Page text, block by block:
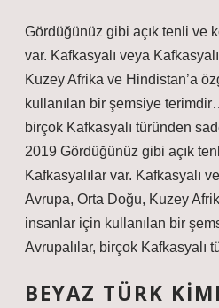
Gördüğünüz gibi açık tenli ve
var. Kafkasyalı veya
Kuzey Afrika ve Hindistan’a
kullanılan bir şemsiye
birçok Kafkasyalı türünden
2019 Gördüğünüz gibi açık
Kafkasyalılar var. Kafkasyalı
Avrupa, Orta Doğu, Kuzey
insanlar için kullanılan bir
Avrupalılar, birçok Kafkasyalı
BEYAZ TÜRK